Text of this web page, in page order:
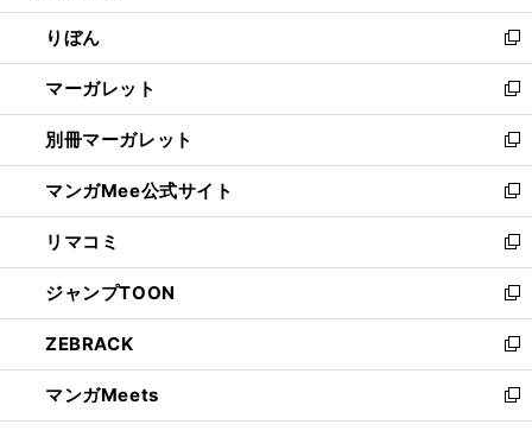
開
く
ウ
で
開
く
ン
ド
ウ
で
開
く
ウ
ィ
ン
ド
ウ
で
開
く
りぼん
新
し
い
ウ
ィ
ン
ド
ウ
で
開
く
マーガレット
新
し
い
ウ
ィ
ン
ド
ウ
で
開
く
別冊マーガレット
新
し
い
ウ
ィ
ン
ド
ウ
で
開
く
マンガMee公式サイト
新
し
い
ウ
ィ
ン
ド
ウ
で
開
リマコミ
新
し
い
ウ
ィ
ン
ド
ウ
ジャンプTOON
新
し
い
ウ
ィ
ン
ZEBRACK
新
し
い
ウ
マンガMeets
新
し